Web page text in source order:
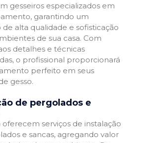
gesseiros especializados em
garantindo um
de alta qualidade e sofisticação
de sua casa. Com
detalhes e técnicas
o profissional proporcionará
perfeito em seus
gesso.
de pergolados e
serviços de instalação
e sancas, agregando valor